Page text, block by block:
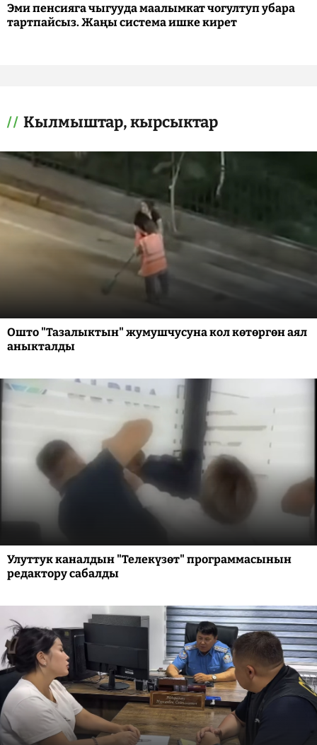
Эми пенсияга чыгууда маалымкат чогултуп убара
тартпайсыз. Жаңы система ишке кирет
Кылмыштар, кырсыктар
Ошто "Тазалыктын" жумушчусуна кол көтөргөн аял
аныкталды
Улуттук каналдын "Телекүзөт" программасынын
редактору сабалды